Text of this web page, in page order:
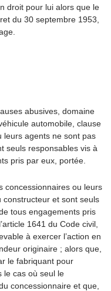
droit pour lui alors que le
du 30 septembre 1953,
abusives, domaine
automobile, clause
leurs agents ne sont pas
seuls responsables vis à
pris par eux, portée.
concessionnaires ou leurs
et sont seuls
tous engagements pris
1641 du Code civil,
à exercer l’action en
originaire ; alors que,
le fabriquant pour
le cas où seul le
concessionnaire et que,